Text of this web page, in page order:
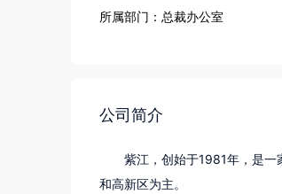
所属部门：总裁办公室
公司简介
紫江，创始于1981年，是
和高新区为主。